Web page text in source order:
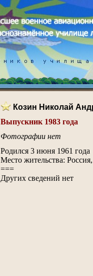
Козин Николай
Выпускник 1983 года
Фотографии нет
Родился 3 июня 1961 года
Место жительства:
===
Других сведений нет